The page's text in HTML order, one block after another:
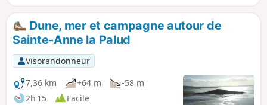
Dune, mer et campagne autour de
Sainte-Anne la Palud
Visorandonneur
7,36 km
+64 m
-58 m
2h 15
Facile